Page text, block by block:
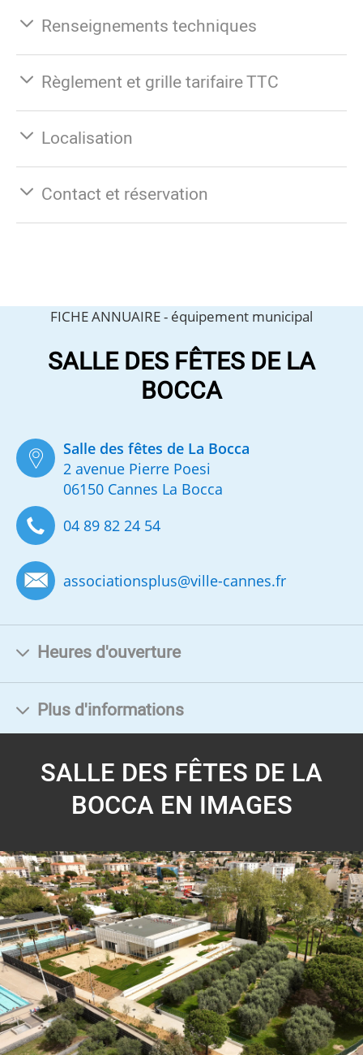
Renseignements techniques
Règlement et grille tarifaire TTC
Localisation
Contact et réservation
FICHE ANNUAIRE - équipement municipal
SALLE DES FÊTES DE LA
BOCCA
Salle des fêtes de La Bocca
2 avenue Pierre Poesi
06150 Cannes La Bocca
04 89 82 24 54
associationsplus@ville-cannes.fr
Heures d'ouverture
Plus d'informations
SALLE DES FÊTES DE LA
BOCCA EN IMAGES